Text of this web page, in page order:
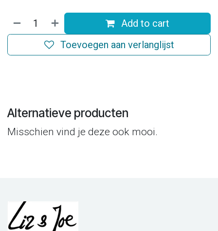
Add to cart
Toevoegen aan verlanglijst
Alternatieve producten
Misschien vind je deze ook mooi.